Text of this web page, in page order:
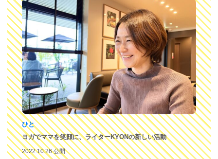
ひと
ヨガでママを笑顔に、ライターKYONの新しい活動
2022.10.26 公開